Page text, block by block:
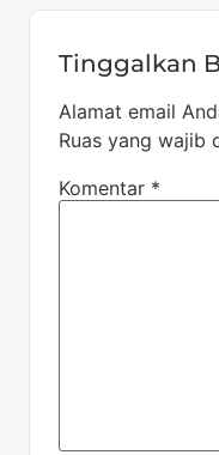
Tinggalkan
Alamat email
Ruas yang wajib
Komentar *